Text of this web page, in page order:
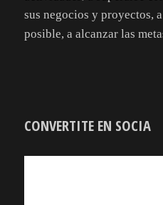
sus negocios y proyectos,
posible, a alcanzar las
CONVERTITE EN SOCIA